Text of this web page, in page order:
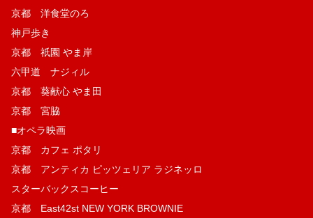
京都 洋食堂のろ
神戸歩き
京都 祇園 やま岸
六甲道 ナジィル
京都 葵献心 やま田
京都 宮脇
■オペラ映画
京都 カフェ ポタリ
京都 アンティカ ピッツェリア ラジネッロ
スターバックスコーヒー
京都 East42st NEW YORK BROWNIE